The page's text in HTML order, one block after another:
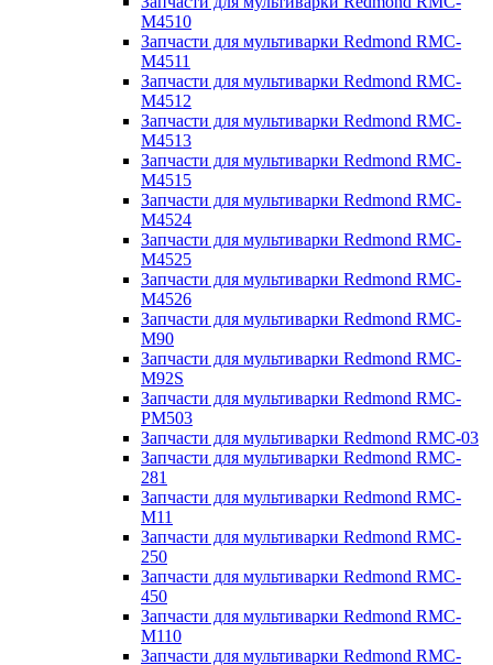
M4510
Запчасти для мультиварки Redmond RMC-
M4511
Запчасти для мультиварки Redmond RMC-
M4512
Запчасти для мультиварки Redmond RMC-
M4513
Запчасти для мультиварки Redmond RMC-
M4515
Запчасти для мультиварки Redmond RMC-
M4524
Запчасти для мультиварки Redmond RMC-
M4525
Запчасти для мультиварки Redmond RMC-
M4526
Запчасти для мультиварки Redmond RMC-
M90
Запчасти для мультиварки Redmond RMC-
M92S
Запчасти для мультиварки Redmond RMC-
PM503
Запчасти для мультиварки Redmond RMC-03
Запчасти для мультиварки Redmond RMC-
281
Запчасти для мультиварки Redmond RMC-
M11
Запчасти для мультиварки Redmond RMC-
250
Запчасти для мультиварки Redmond RMC-
450
Запчасти для мультиварки Redmond RMC-
M110
Запчасти для мультиварки Redmond RMC-